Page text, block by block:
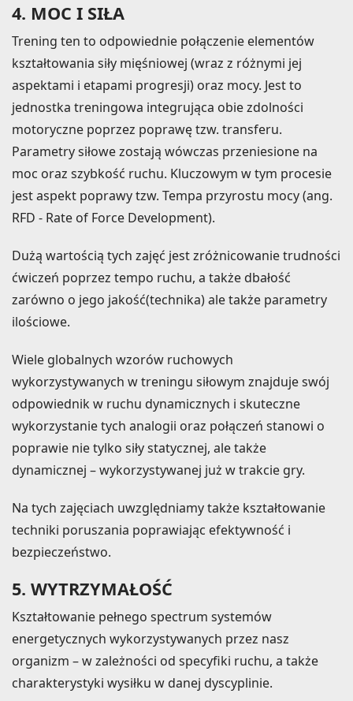
4. MOC I SIŁA
Trening ten to odpowiednie połączenie elementów
kształtowania siły mięśniowej (wraz z różnymi jej
aspektami i etapami progresji) oraz mocy. Jest to
jednostka treningowa integrująca obie zdolności
motoryczne poprzez poprawę tzw. transferu.
Parametry siłowe zostają wówczas przeniesione na
moc oraz szybkość ruchu. Kluczowym w tym procesie
jest aspekt poprawy tzw. Tempa przyrostu mocy (ang.
RFD - Rate of Force Development).
Dużą wartością tych zajęć jest zróżnicowanie trudności
ćwiczeń poprzez tempo ruchu, a także dbałość
zarówno o jego jakość(technika) ale także parametry
ilościowe.
Wiele globalnych wzorów ruchowych
wykorzystywanych w treningu siłowym znajduje swój
odpowiednik w ruchu dynamicznych i skuteczne
wykorzystanie tych analogii oraz połączeń stanowi o
poprawie nie tylko siły statycznej, ale także
dynamicznej – wykorzystywanej już w trakcie gry.
Na tych zajęciach uwzględniamy także kształtowanie
techniki poruszania poprawiając efektywność i
bezpieczeństwo.
5. WYTRZYMAŁOŚĆ
Kształtowanie pełnego spectrum systemów
energetycznych wykorzystywanych przez nasz
organizm – w zależności od specyfiki ruchu, a także
charakterystyki wysiłku w danej dyscyplinie.